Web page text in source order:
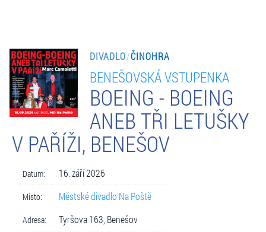
DIVADLO/ČINOHRA
BENEŠOVSKÁ VSTUPENKA
BOEING - BOEING
ANEB TŘI LETUŠKY
V PAŘÍŽI, BENEŠOV
Datum: 16. září 2026
Místo: Městské divadlo Na Poště
Adresa: Tyršova 163, Benešov